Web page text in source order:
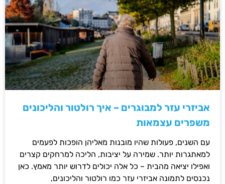
אביזרי עזר למבוגרים – איך רולטור והליכונים
משפרים עצמאות
עם השנים, פעולות שהיו מובנות מאליהן הופכות לפעמים
למאתגרות יותר. שמירה על יציבות, הליכה למרחקים קצרים
ואפילו יציאה מהבית – כל אלה יכולים לדרוש יותר מאמץ. כאן
נכנסים לתמונה אביזרי עזר כמו רולטור והליכונים,